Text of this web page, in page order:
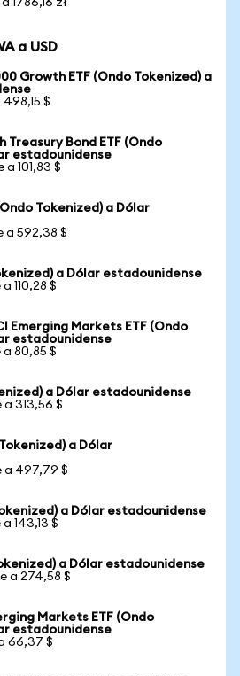
1786,16 zł
a USD
Growth ETF (Ondo Tokenized) a
$
Treasury Bond ETF (Ondo
estadounidense
a 101,83 $
Tokenized) a Dólar
a 592,38 $
a Dólar estadounidense
110,28 $
Emerging Markets ETF (Ondo
estadounidense
a 80,85 $
a Dólar estadounidense
a 313,56 $
a Dólar
a 497,79 $
a Dólar estadounidense
143,13 $
a Dólar estadounidense
a 274,58 $
Markets ETF (Ondo
estadounidense
66,37 $